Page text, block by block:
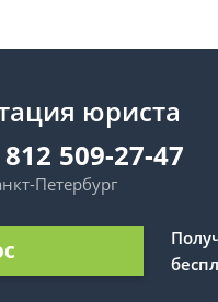
юриста
509-27-47
Петербург